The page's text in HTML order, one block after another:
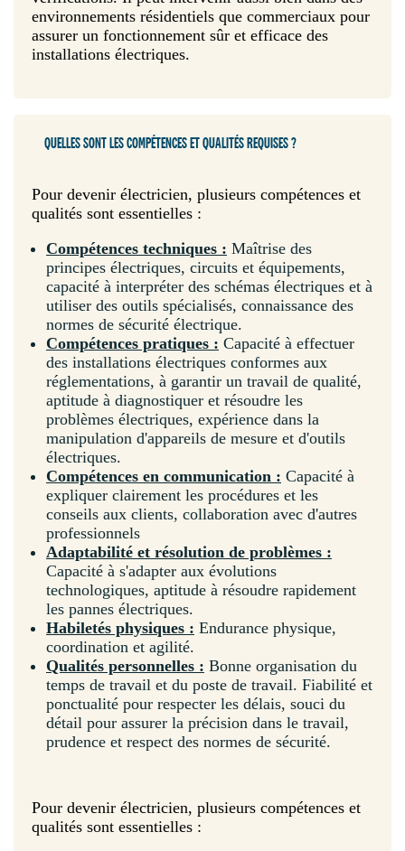
environnements résidentiels que commerciaux pour
assurer un fonctionnement sûr et efficace des
installations électriques.
QUELLES SONT LES COMPÉTENCES ET QUALITÉS REQUISES ?
Pour devenir électricien, plusieurs compétences et
qualités sont essentielles :
Compétences techniques : Maîtrise des
principes électriques, circuits et équipements,
capacité à interpréter des schémas électriques et à
utiliser des outils spécialisés, connaissance des
normes de sécurité électrique.
Compétences pratiques : Capacité à effectuer
des installations électriques conformes aux
réglementations, à garantir un travail de qualité,
aptitude à diagnostiquer et résoudre les
problèmes électriques, expérience dans la
manipulation d'appareils de mesure et d'outils
électriques.
Compétences en communication : Capacité à
expliquer clairement les procédures et les
conseils aux clients, collaboration avec d'autres
professionnels
Adaptabilité et résolution de problèmes :
Capacité à s'adapter aux évolutions
technologiques, aptitude à résoudre rapidement
les pannes électriques.
Habiletés physiques : Endurance physique,
coordination et agilité.
Qualités personnelles : Bonne organisation du
temps de travail et du poste de travail. Fiabilité et
ponctualité pour respecter les délais, souci du
détail pour assurer la précision dans le travail,
prudence et respect des normes de sécurité.
Pour devenir électricien, plusieurs compétences et
qualités sont essentielles :